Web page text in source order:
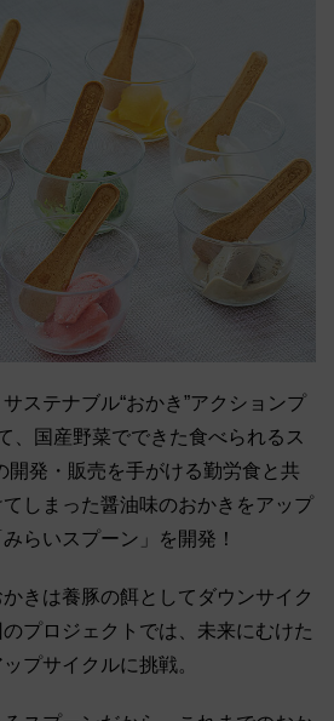
ステナブル“おかき”アクションプ
、国産野菜でできた食べられるス
開発・販売を手がける勤労食と共
しまった醤油味のおかきをアップ
らいスプーン」を開発！
きは養豚の餌としてダウンサイク
プロジェクトでは、未来にむけた
プサイクルに挑戦。